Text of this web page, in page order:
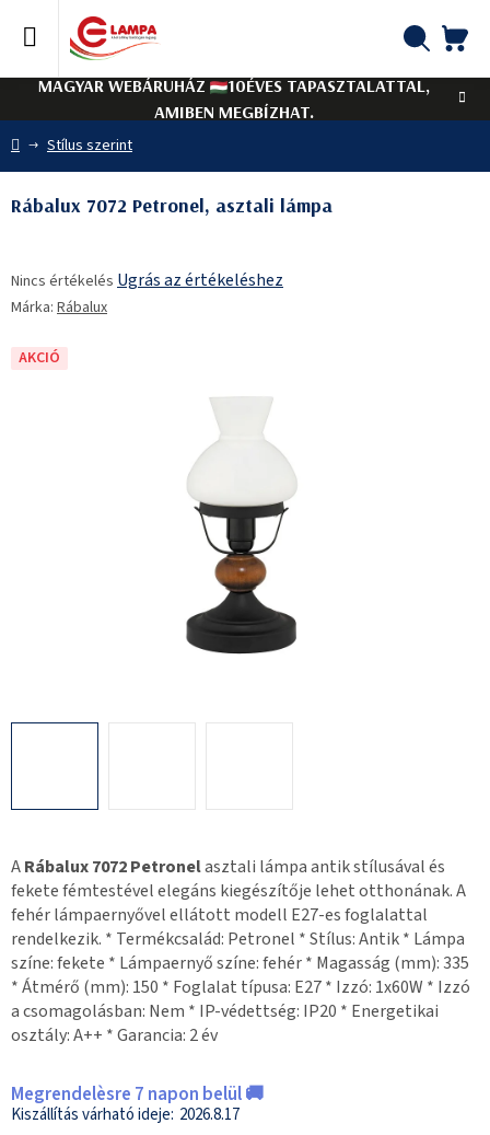
tartalomhoz
MAGYAR WEBÁRUHÁZ
10ÉVES TAPASZTALATTAL,
AMIBEN MEGBÍZHAT.
Kezdőlap
Stílus szerint
ARábalux 7072 Petronelasztali lámpa antik stílusával és
fekete fémtestével elegáns kiegészítője lehet otthonának. A
fehér lámpaernyővel ellátott modell E27-es foglalattal
rendelkezik. * Termékcsalád: Petronel * Stílus: Antik * Lámpa
színe: fekete * Lámpaernyő színe: fehér * Magasság (mm): 335
* Átmérő (mm): 150 * Foglalat típusa: E27 * Izzó: 1x60W * Izzó
a csomagolásban: Nem * IP-védettség: IP20 * Energetikai
osztály: A++ * Garancia: 2 év
Megrendelèsre 7 napon belül 🚚
2026.8.17
Rábalux 7072 Petronel, asztali lámpa
termék
átlagos
5-
Nincs értékelés Ugrás az értékeléshez
Márka: Rábalux
AKCIÓ